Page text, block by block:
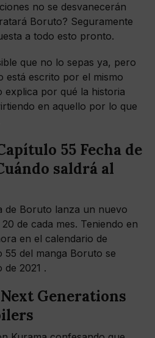
no se desvanecerán
Boruto? Seguramente
a todo esto pronto.
que no lo sepas ya, pero
está escrito por el mismo
explica por qué la historia
en aquello por lo que
55 Fecha de
saldrá al
de Boruto lanza un nuevo
de cada mes. Teniendo en
en el calendario de
55 del manga Boruto se
de 2021 .
Generations